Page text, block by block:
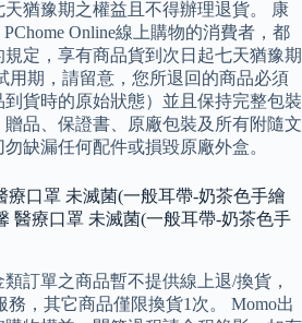
猶豫期之權益且不得辦理退貨。 康
Online線上購物的消費者，都
定，享有商品貨到次日起七天猶豫期
用期，請留意，您所退回的商品必須
貨時的原始狀態）並且保持完整包裝
贈品、保證書、原廠包裝及所有附隨文
缺漏任何配件或損毀原廠外盒。
療口罩 未滅菌(一般耳帶-奶茶色手繪
醫療口罩 未滅菌(一般耳帶-奶茶色手
訂單之商品暫不提供線上退/換貨，
，其它商品僅限換貨1次。 Momo出